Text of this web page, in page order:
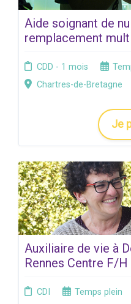
Aide soignant de
remplacement
CDD - 1 mois
Chartres-de-Bretagne
Je
Auxiliaire de vie à
Rennes Centre F/H
CDI Temps plein